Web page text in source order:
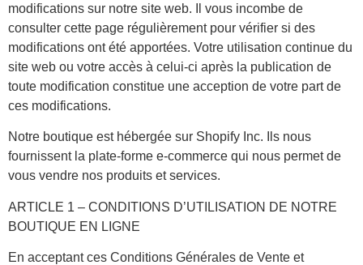
modifications sur notre site web. Il vous incombe de
consulter cette page régulièrement pour vérifier si des
modifications ont été apportées. Votre utilisation continue du
site web ou votre accès à celui-ci après la publication de
toute modification constitue une acception de votre part de
ces modifications.
Notre boutique est hébergée sur Shopify Inc. Ils nous
fournissent la plate-forme e-commerce qui nous permet de
vous vendre nos produits et services.
ARTICLE 1 – CONDITIONS D’UTILISATION DE NOTRE
BOUTIQUE EN LIGNE
En acceptant ces Conditions Générales de Vente et